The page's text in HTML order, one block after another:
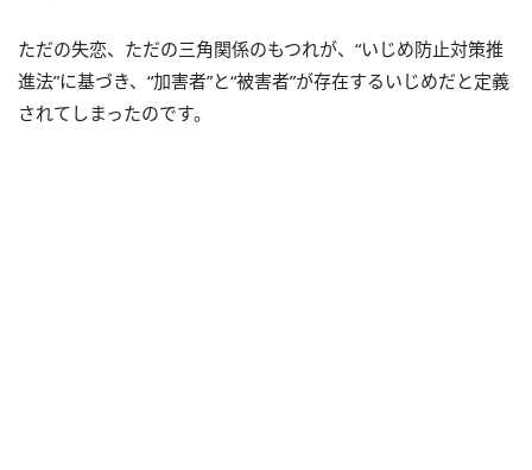
ただの失恋、ただの三角関係のもつれが、“いじめ防止対策推
進法”に基づき、“加害者”と“被害者”が存在するいじめだと定義
されてしまったのです。